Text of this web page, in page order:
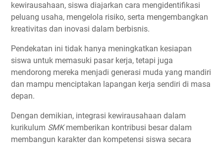
kewirausahaan, siswa diajarkan cara mengidentifikasi
peluang usaha, mengelola risiko, serta mengembangkan
kreativitas dan inovasi dalam berbisnis.
Pendekatan ini tidak hanya meningkatkan kesiapan
siswa untuk memasuki pasar kerja, tetapi juga
mendorong mereka menjadi generasi muda yang mandiri
dan mampu menciptakan lapangan kerja sendiri di masa
depan.
Dengan demikian, integrasi kewirausahaan dalam
kurikulum SMKmemberikan kontribusi besar dalam
membangun karakter dan kompetensi siswa secara